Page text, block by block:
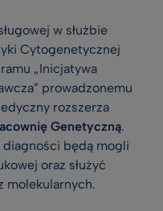
w służbie
Cytogenetycznej
„Inicjatywa
prowadzonemu
rozszerza
Genetyczną.
będą mogli
oraz służyć
molekularnych.